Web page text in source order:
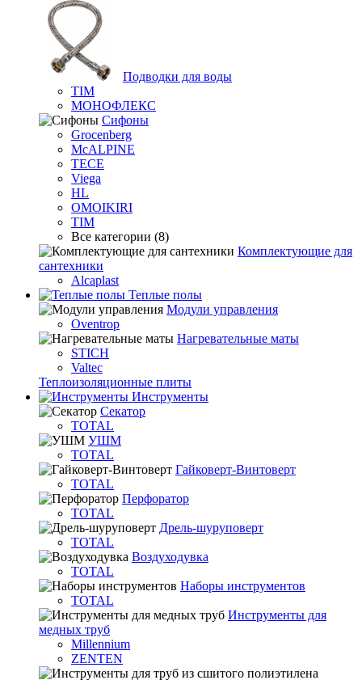
Подводки для воды
TIM
МОНОФЛЕКС
Сифоны
Grocenberg
McALPINE
TECE
Viega
HL
OMOIKIRI
TIM
Все категории (8)
Комплектующие для
сантехники
Alcaplast
Теплые полы
Модули управления
Oventrop
Нагревательные маты
STICH
Valtec
Теплоизоляционные плиты
Инструменты
Секатор
TOTAL
УШМ
TOTAL
Гайковерт-Винтоверт
TOTAL
Перфоратор
TOTAL
Дрель-шуруповерт
TOTAL
Воздуходувка
TOTAL
Наборы инструментов
TOTAL
Инструменты для
медных труб
Millennium
ZENTEN